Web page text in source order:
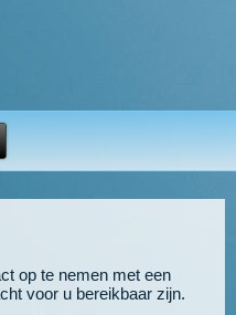
op te nemen met een
voor u bereikbaar zijn.